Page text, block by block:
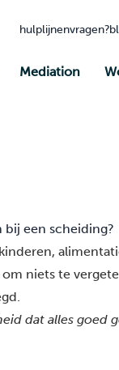
hulplijnenvragen?
Mediation
bij een scheiding?
niets te
dat alles goed